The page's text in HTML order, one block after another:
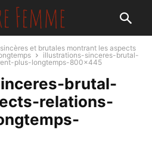
et brutales montrant les aspects
illustrations-sinceres-brutal-
plus-longtemps-800x445
brutal-
relations-